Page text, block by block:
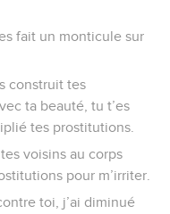
fait un monticule sur
construit tes
ta beauté, tu t’es
tes prostitutions.
voisins au corps
pour m’irriter.
toi, j’ai diminué